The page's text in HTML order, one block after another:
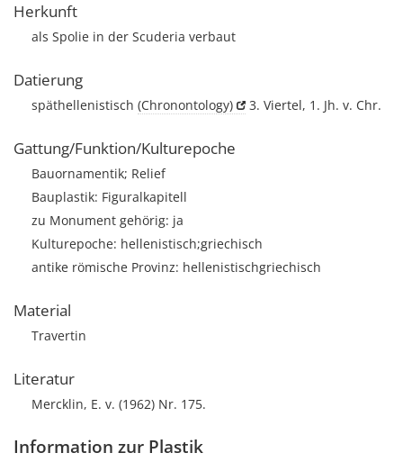
Herkunft
als Spolie in der Scuderia verbaut
Datierung
späthellenistisch (Chronontology) 3. Viertel, 1. Jh. v. Chr.
Gattung/Funktion/Kulturepoche
Bauornamentik; Relief
Bauplastik: Figuralkapitell
zu Monument gehörig: ja
Kulturepoche: hellenistisch;griechisch
antike römische Provinz: hellenistischgriechisch
Material
Travertin
Literatur
Mercklin, E. v. (1962) Nr. 175.
Information zur Plastik